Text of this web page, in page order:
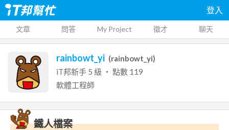
登入
文章 問答 My Project 徵才 聊天
rainbowt_yi (rainbowt_yi)
iT邦新手 5 級 ‧ 點數 119
軟體工程師
鐵人檔案